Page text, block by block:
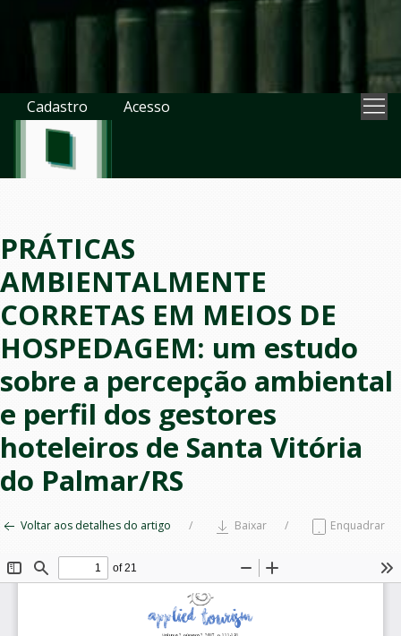
Cadastro Acesso
PRÁTICAS
AMBIENTALMENTE
CORRETAS EM MEIOS DE
HOSPEDAGEM: um estudo
sobre a percepção ambiental
e perfil dos gestores
hoteleiros de Santa Vitória
do Palmar/RS
Voltar aos detalhes do artigo Baixar Enquadrar